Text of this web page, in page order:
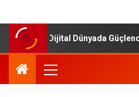
Dijital Dünyada Güçlendirin